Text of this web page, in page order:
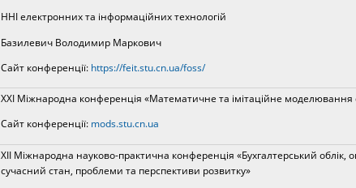
ННІ електронних та інформаційних технологій
Базилевич Володимир Маркович
Сайт конференції: https://feit.stu.cn.ua/foss/
XXI Міжнародна конференція «Математичне та імітаційне
Сайт конференції: mods.stu.cn.ua
ХII Міжнародна науково-практична конференція «Бухгалтерський облік,
сучасний стан, проблеми та перспективи розвитку»